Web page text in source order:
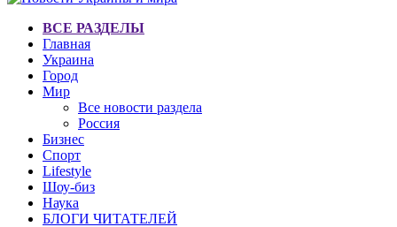
ВСЕ РАЗДЕЛЫ
Главная
Украина
Город
Мир
Все новости раздела
Россия
Бизнес
Спорт
Lifestyle
Шоу-биз
Наука
БЛОГИ ЧИТАТЕЛЕЙ